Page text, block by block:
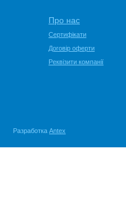
Про нас
Сертифікати
Договір оферти
Реквізити компанії
Разработка Antex